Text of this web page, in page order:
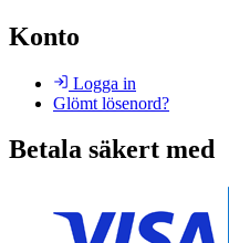
Konto
Logga in
Glömt lösenord?
Betala säkert med